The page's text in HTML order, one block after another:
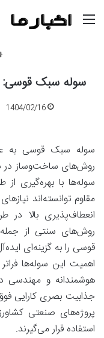
سوله سبک قوسی:
1404/02/16
سوله سبک قوسی به
روش‌های ساخت‌وساز در
سوله‌ها با بهره‌گیری
مقاوم توانسته‌اند
انعطاف‌پذیری بالا
روش‌های سنتی از
قوسی را به گزینه‌ای
اهمیت این سوله‌ها
هوشمندانه و مهندسی
جذابیت بصری کارایی
پروژه‌های صنعتی
استفاده قرار می‌گیرند.